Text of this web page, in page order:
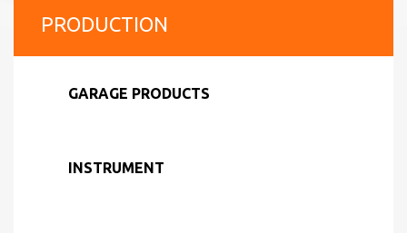
PRODUCTION
GARAGE PRODUCTS
INSTRUMENT